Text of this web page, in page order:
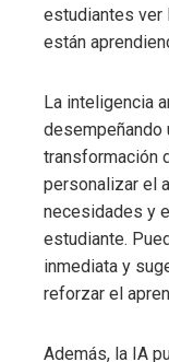
estudiantes ver
están
La inteligencia
desempeñando
transformación
personalizar el
necesidades y
estudiante.
inmediata y
reforzar el
Además, la IA